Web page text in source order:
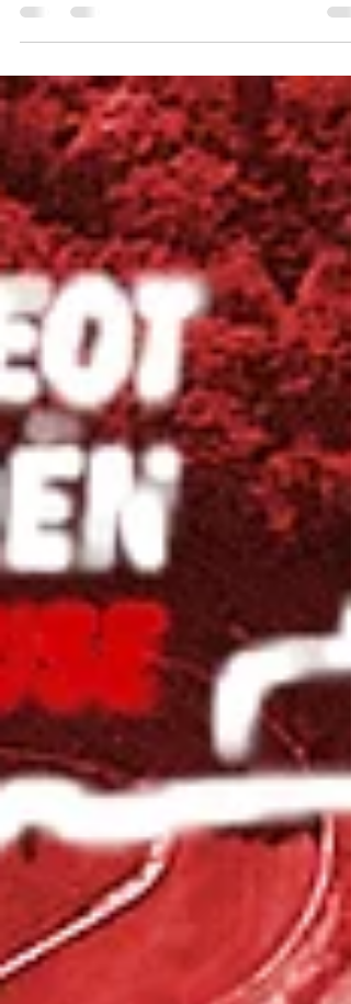
La dernière manche du Trophée du Grand-Est ne
pourra malheureusement pas avoir lieu sur la